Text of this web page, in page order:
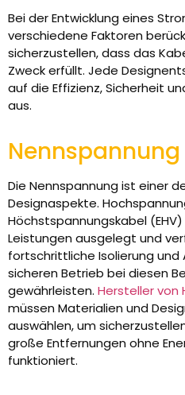
Bei der Entwicklung eines
verschiedene Faktoren
sicherzustellen, dass das
Zweck erfüllt. Jede
auf die Effizienz, Sicherheit
aus.
Nennspannung
Die Nennspannung ist einer
Designaspekte.
Höchstspannungskabel
Leistungen ausgelegt und
fortschrittliche Isolierung und
sicheren Betrieb bei diesen
gewährleisten. Hersteller von
müssen Materialien und
auswählen, um
große Entfernungen ohne
funktioniert.